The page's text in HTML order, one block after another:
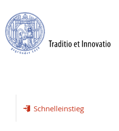
Schnelleinstieg